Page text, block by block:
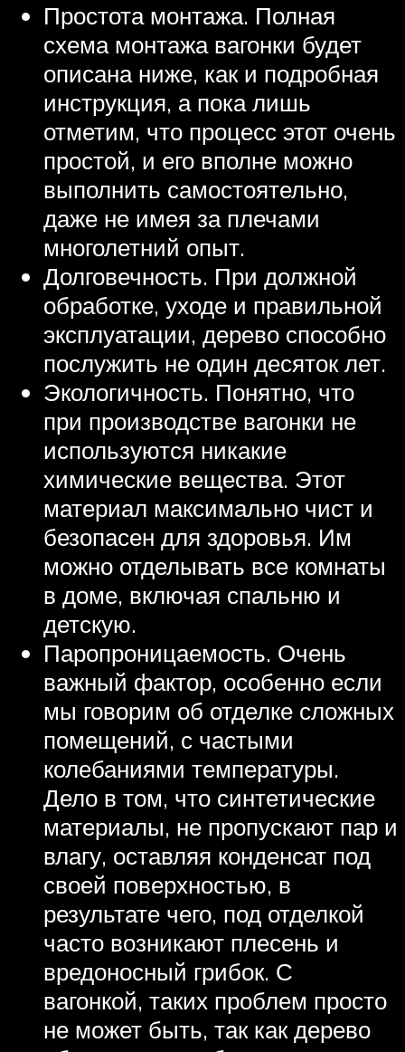
Простота монтажа. Полная
схема монтажа вагонки будет
описана ниже, как и подробная
инструкция, а пока лишь
отметим, что процесс этот очень
простой, и его вполне можно
выполнить самостоятельно,
даже не имея за плечами
многолетний опыт.
Долговечность. При должной
обработке, уходе и правильной
эксплуатации, дерево способно
послужить не один десяток лет.
Экологичность. Понятно, что
при производстве вагонки не
используются никакие
химические вещества. Этот
материал максимально чист и
безопасен для здоровья. Им
можно отделывать все комнаты
в доме, включая спальню и
детскую.
Паропроницаемость. Очень
важный фактор, особенно если
мы говорим об отделке сложных
помещений, с частыми
колебаниями температуры.
Дело в том, что синтетические
материалы, не пропускают пар и
влагу, оставляя конденсат под
своей поверхностью, в
результате чего, под отделкой
часто возникают плесень и
вредоносный грибок. С
вагонкой, таких проблем просто
не может быть, так как дерево